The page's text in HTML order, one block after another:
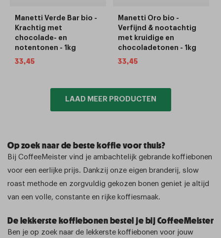
Manetti Verde Bar bio -
Krachtig met
chocolade- en
notentonen - 1kg
Normale
33,45
Manetti Oro bio -
Verfijnd & nootachtig
met kruidige en
chocoladetonen - 1kg
Normale
33,45
LAAD MEER PRODUCTEN
Op zoek naar de beste koffie voor thuis?
Bij CoffeeMeister vind je ambachtelijk gebrande koffiebonen
voor een eerlijke prijs. Dankzij onze eigen branderij, slow
roast methode en zorgvuldig gekozen bonen geniet je altijd
van een volle, constante en rijke koffiesmaak.
De lekkerste koffiebonen bestel je bij CoffeeMeister
Ben je op zoek naar de lekkerste koffiebonen voor jouw